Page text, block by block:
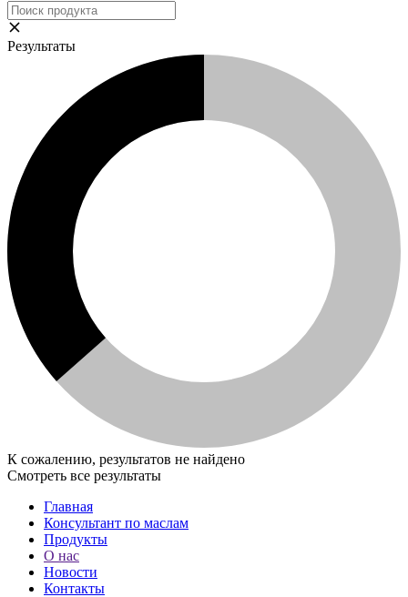
Результаты
К сожалению, результатов не найдено
Смотреть все результаты
Главная
Консультант по маслам
Продукты
О нас
Новости
Контакты